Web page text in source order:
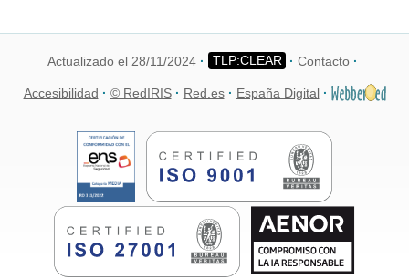
Actualizado el 28/11/2024 Contacto
Accesibilidad © RedIRIS Red.es España Digital